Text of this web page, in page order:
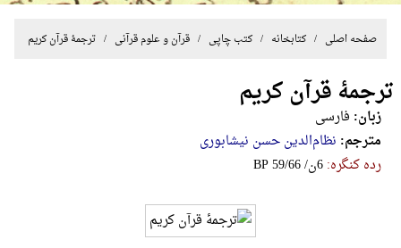
صفحه اصلی / کتابخانه /کتب چاپی /قرآن و علوم قرآنی / ترجمۀ قرآن کریم
ترجمۀ قرآن کریم
زبان: فارسی
مترجم: نظام‌الدین حسن نیشابوری
رده کنگره:‎B‎P‎ ‎5‎9‎/‎6‎6‎ ‎/‎ن‎6